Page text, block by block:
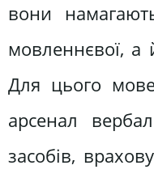
вони
мовленнєвої, а
Для цього
арсенал
засобів,